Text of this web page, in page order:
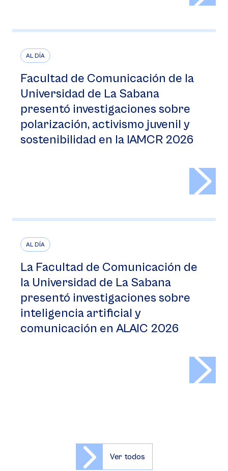
AL DÍA
Facultad de Comunicación de la
Universidad de La Sabana
presentó investigaciones sobre
polarización, activismo juvenil y
sostenibilidad en la IAMCR 2026
AL DÍA
La Facultad de Comunicación de
la Universidad de La Sabana
presentó investigaciones sobre
inteligencia artificial y
comunicación en ALAIC 2026
Ver todos